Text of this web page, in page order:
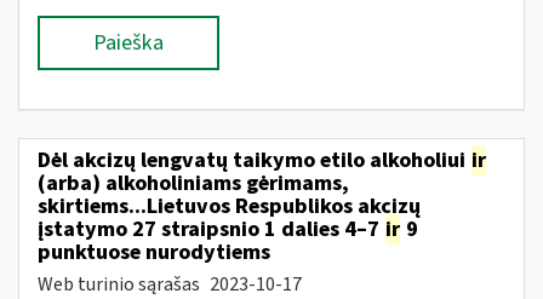
Paieška
Dėl akcizų lengvatų taikymo etilo alkoholiui ir
(arba) alkoholiniams gėrimams,
skirtiems...Lietuvos Respublikos akcizų
įstatymo 27 straipsnio 1 dalies 4–7 ir 9
punktuose nurodytiems
Web turinio sąrašas 2023-10-17